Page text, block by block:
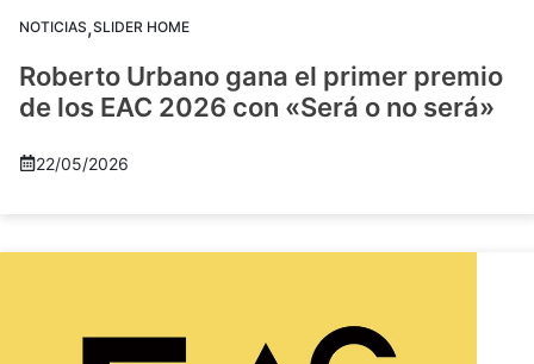
NOTICIAS,SLIDER HOME
Roberto Urbano gana el primer premio
de los EAC 2026 con «Será o no será»
22/05/2026